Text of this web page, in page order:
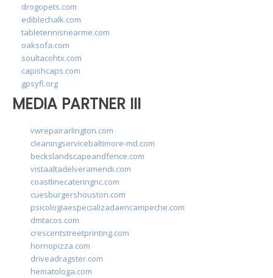
drogopets.com
ediblechalk.com
tabletennisnearme.com
oaksofa.com
soultacohtx.com
capishcaps.com
gpsyfl.org
MEDIA PARTNER III
vwrepairarlington.com
cleaningservicebaltimore-md.com
beckslandscapeandfence.com
vistaaltadelveramendi.com
coastlinecateringnc.com
cuesburgershouston.com
psicologiaespecializadaencampeche.com
dmtacos.com
crescentstreetprinting.com
hornopizza.com
driveadragster.com
hematologa.com